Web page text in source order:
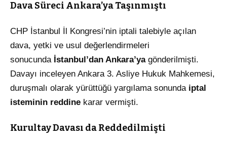
Dava Süreci Ankara’ya Taşınmıştı
CHP İstanbul İl Kongresi’nin iptali talebiyle açılan
dava, yetki ve usul değerlendirmeleri
sonucunda İstanbul’dan Ankara’yagönderilmişti.
Davayı inceleyen Ankara 3. Asliye Hukuk Mahkemesi,
duruşmalı olarak yürüttüğü yargılama sonunda iptal
isteminin reddine karar vermişti.
Kurultay Davası da Reddedilmişti